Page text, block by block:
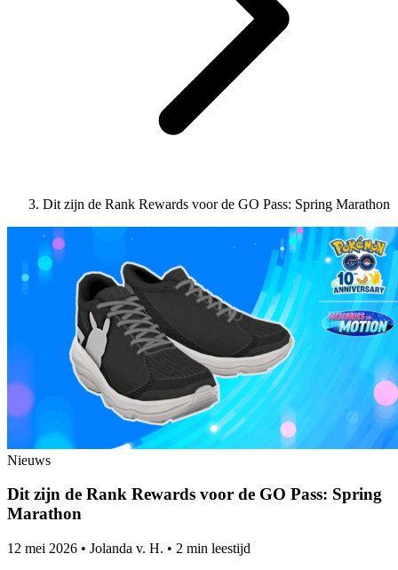
Dit zijn de Rank Rewards voor de GO Pass: Spring Marathon
Nieuws
Dit zijn de Rank Rewards voor de GO Pass: Spring
Marathon
12 mei 2026 • Jolanda v. H. • 2 min leestijd